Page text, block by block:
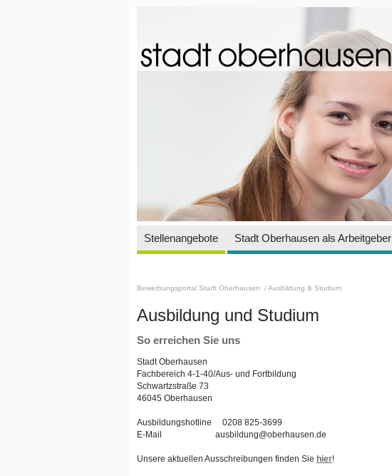
Stellenangebote Stadt Oberhausen als Arbeitgeber
Bewerbungsportal Stadt Oberhausen / Ausbildung & Studium
Ausbildung und Studium
So erreichen Sie uns
Stadt Oberhausen
Fachbereich 4-1-40/Aus- und Fortbildung
Schwartzstraße 73
46045 Oberhausen
Ausbildungshotline 0208 825-3699
E-Mail ausbildung@oberhausen.de
Unsere aktuellen Ausschreibungen finden Sie hier!